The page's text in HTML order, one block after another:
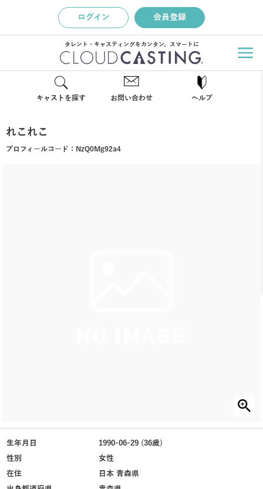
ログイン 会員登録
タレント・キャスティングをカンタン、スマートに
キャストを探す お問い合わせ ヘルプ
れこれこ
プロフィールコード： NzQ0Mg92a4
生年月日
1990-06-29 (36歳)
性別
女性
在住
日本 青森県